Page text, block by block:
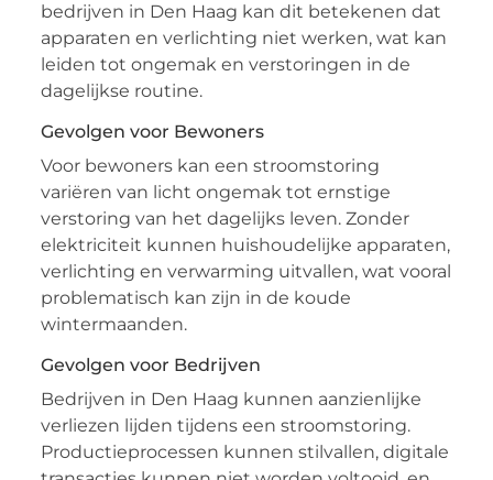
bedrijven in Den Haag kan dit betekenen dat
apparaten en verlichting niet werken, wat kan
leiden tot ongemak en verstoringen in de
dagelijkse routine.
Gevolgen voor Bewoners
Voor bewoners kan een stroomstoring
variëren van licht ongemak tot ernstige
verstoring van het dagelijks leven. Zonder
elektriciteit kunnen huishoudelijke apparaten,
verlichting en verwarming uitvallen, wat vooral
problematisch kan zijn in de koude
wintermaanden.
Gevolgen voor Bedrijven
Bedrijven in Den Haag kunnen aanzienlijke
verliezen lijden tijdens een stroomstoring.
Productieprocessen kunnen stilvallen, digitale